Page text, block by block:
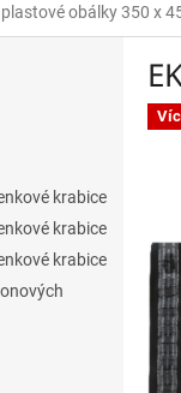
plastové obálky 350 x
krabice
krabice
krabice